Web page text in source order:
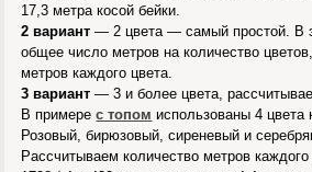
17,3 метра косой бейки.
2 вариант — 2 цвета — самый простой. В
общее число метров на количество
метров каждого цвета.
3 вариант — 3 и более цвета,
В примерес топом использованы 4 цвета
Розовый, бирюзовый, сиреневый и
Рассчитываем количество метров каждого